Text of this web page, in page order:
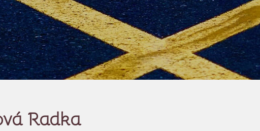
Radka